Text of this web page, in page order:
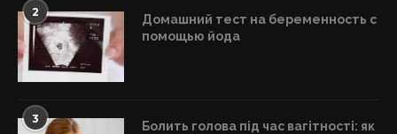
2
Домашний тест на беременность с
помощью йода
3
Болить голова під час вагітності: як